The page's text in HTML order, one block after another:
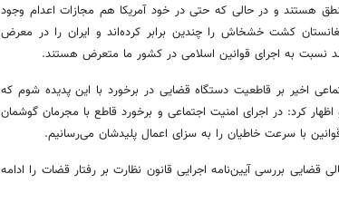
هستند و در حالی که حتی در خود آمریکا هم مجازات اعدام وجود
کشت خشخاش را چندین برابر کرده‌اند و ایران را در معرض
نسبت به اجرای قوانین اسلامی در کشور ما متعرض هستند.
اخیر بر قاطعیت دستگاه قضایی در برخورد با این پدیده شوم که
کرد: در اجرای امنیت اجتماعی و برخورد قاطع با مجرمان گوشمان
با سرعت خاطیان را به سزای اعمال پلیدشان می‌رسانیم.
قضایی بررسی آیین‌نامه اجرایی قانون نظارت بر رفتار قضات را ادامه